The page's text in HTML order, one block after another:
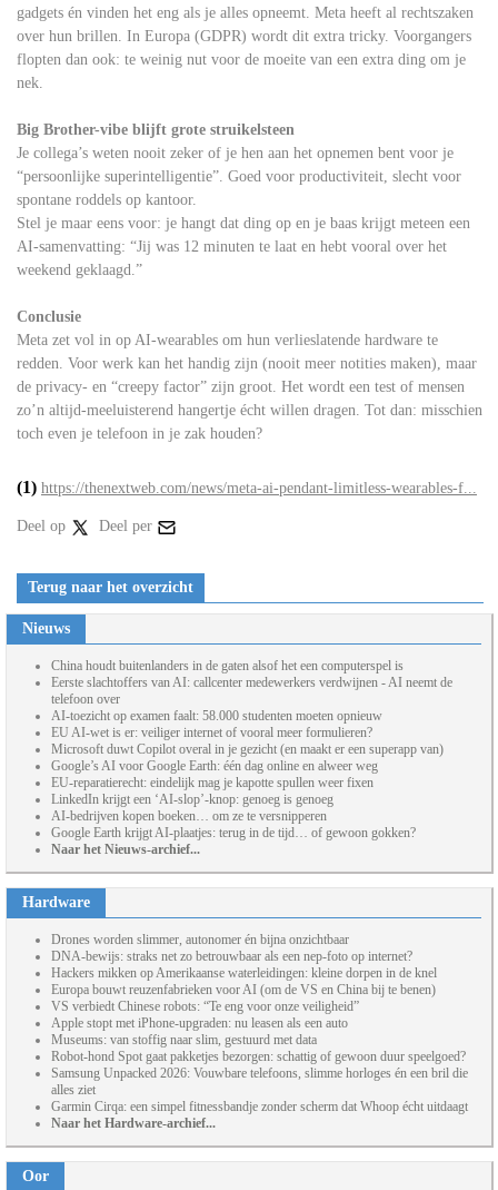
gadgets én vinden het eng als je alles opneemt. Meta heeft al rechtszaken
over hun brillen. In Europa (GDPR) wordt dit extra tricky. Voorgangers
flopten dan ook: te weinig nut voor de moeite van een extra ding om je
nek.
Big Brother-vibe blijft grote struikelsteen
Je collega’s weten nooit zeker of je hen aan het opnemen bent voor je
“persoonlijke superintelligentie”. Goed voor productiviteit, slecht voor
spontane roddels op kantoor.
Stel je maar eens voor: je hangt dat ding op en je baas krijgt meteen een
AI-samenvatting: “Jij was 12 minuten te laat en hebt vooral over het
weekend geklaagd.”
Conclusie
Meta zet vol in op AI-wearables om hun verlieslatende hardware te
redden. Voor werk kan het handig zijn (nooit meer notities maken), maar
de privacy- en “creepy factor” zijn groot. Het wordt een test of mensen
zo’n altijd-meeluisterend hangertje écht willen dragen. Tot dan: misschien
toch even je telefoon in je zak houden?
(1) https://thenextweb.com/news/meta-ai-pendant-limitless-wearables-f...
Deel op Deel per
Terug naar het overzicht
Nieuws
China houdt buitenlanders in de gaten alsof het een computerspel is
Eerste slachtoffers van AI: callcenter medewerkers verdwijnen - AI neemt de
telefoon over
AI-toezicht op examen faalt: 58.000 studenten moeten opnieuw
EU AI-wet is er: veiliger internet of vooral meer formulieren?
Microsoft duwt Copilot overal in je gezicht (en maakt er een superapp van)
Google’s AI voor Google Earth: één dag online en alweer weg
EU-reparatierecht: eindelijk mag je kapotte spullen weer fixen
LinkedIn krijgt een ‘AI-slop’-knop: genoeg is genoeg
AI-bedrijven kopen boeken… om ze te versnipperen
Google Earth krijgt AI-plaatjes: terug in de tijd… of gewoon gokken?
Naar het Nieuws-archief...
Hardware
Drones worden slimmer, autonomer én bijna onzichtbaar
DNA-bewijs: straks net zo betrouwbaar als een nep-foto op internet?
Hackers mikken op Amerikaanse waterleidingen: kleine dorpen in de knel
Europa bouwt reuzenfabrieken voor AI (om de VS en China bij te benen)
VS verbiedt Chinese robots: “Te eng voor onze veiligheid”
Apple stopt met iPhone-upgraden: nu leasen als een auto
Museums: van stoffig naar slim, gestuurd met data
Robot-hond Spot gaat pakketjes bezorgen: schattig of gewoon duur speelgoed?
Samsung Unpacked 2026: Vouwbare telefoons, slimme horloges én een bril die
alles ziet
Garmin Cirqa: een simpel fitnessbandje zonder scherm dat Whoop écht uitdaagt
Naar het Hardware-archief...
Oor